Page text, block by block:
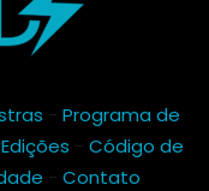
- Programa de
Edições - Código de
- Contato